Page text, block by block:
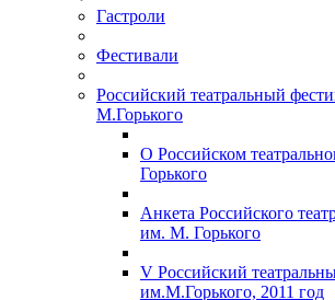
Гастроли
Фестивали
Российский театральный
М.Горького
О Российском
Горького
Анкета Российского
им. М. Горького
V Российский
им.М.Горького, 2011 год